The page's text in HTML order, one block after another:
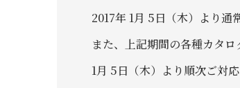
2017年 1月 5日（木）より通
また、上記期間の各種カタ
1月 5日（木）より順次ご対応